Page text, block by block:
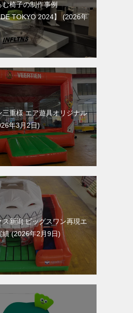
む椅子の制作事例
TOKYO 2024】
2026年
三重様 エア遊具オリジナル
年3月2日
ス新潟 ビッグスワン再現エ
績 2026年2月9日